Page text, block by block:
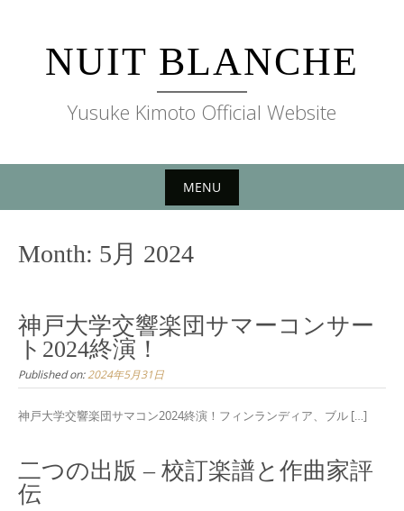
contentNUIT BLANCHE
Yusuke Kimoto Official Website
MENU
Month: 5月 2024
神戸大学交響楽団サマーコンサー
ト2024終演！
Published on:2024年5月31日
神戸大学交響楽団サマコン2024終演！フィンランディア、ブル […]
二つの出版 – 校訂楽譜と作曲家評
伝